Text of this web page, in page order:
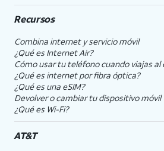
Recursos
Combina internet y servicio móvil
¿Qué es Internet Air?
Cómo usar tu teléfono cuando viajas al
¿Qué es internet por fibra óptica?
¿Qué es una eSIM?
Devolver o cambiar tu dispositivo móvil
¿Qué es Wi-Fi?
AT&T